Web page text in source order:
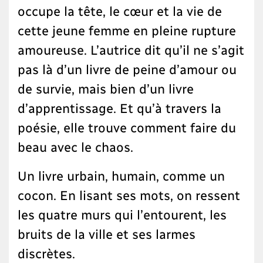
occupe la tête, le cœur et la vie de
cette jeune femme en pleine rupture
amoureuse. L’autrice dit qu’il ne s’agit
pas là d’un livre de peine d’amour ou
de survie, mais bien d’un livre
d’apprentissage. Et qu’à travers la
poésie, elle trouve comment faire du
beau avec le chaos.
Un livre urbain, humain, comme un
cocon. En lisant ses mots, on ressent
les quatre murs qui l’entourent, les
bruits de la ville et ses larmes
discrètes.